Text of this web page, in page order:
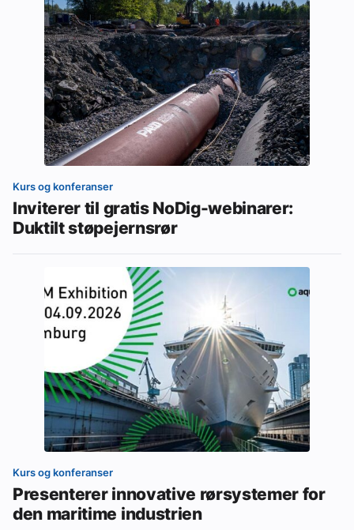
Kurs og konferanser
Inviterer til gratis NoDig-webinarer:
Duktilt støpejernsrør
Kurs og konferanser
Presenterer innovative rørsystemer for
den maritime industrien